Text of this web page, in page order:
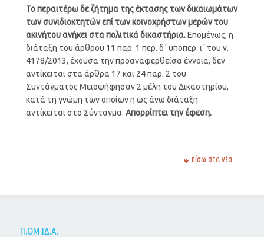
Το περαιτέρω δε ζήτημα της έκτασης των δικαιωμάτων
των συνιδιοκτητών επί των κοινοχρήστων μερών του
ακινήτου ανήκει στα πολιτικά δικαστήρια.Επομένως, η
διάταξη του άρθρου 11 παρ. 1 περ. δ΄ υποπερ. ι΄ του ν.
4178/2013, έχουσα την προαναφερθείσα έννοια, δεν
αντίκειται στα άρθρα 17 και 24 παρ. 2 του
Συντάγματος Μειοψήφησαν 2 μέλη του Δικαστηρίου,
κατά τη γνώμη των οποίων η ως άνω διάταξη
αντίκειται στο Σύνταγμα. Απορρίπτει την έφεση.
πίσω στα νέα
Π.ΟΜ.ΙΔ.Α.